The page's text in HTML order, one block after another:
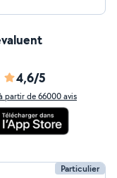
4,6/5
partir de 66000 avis
Particulier